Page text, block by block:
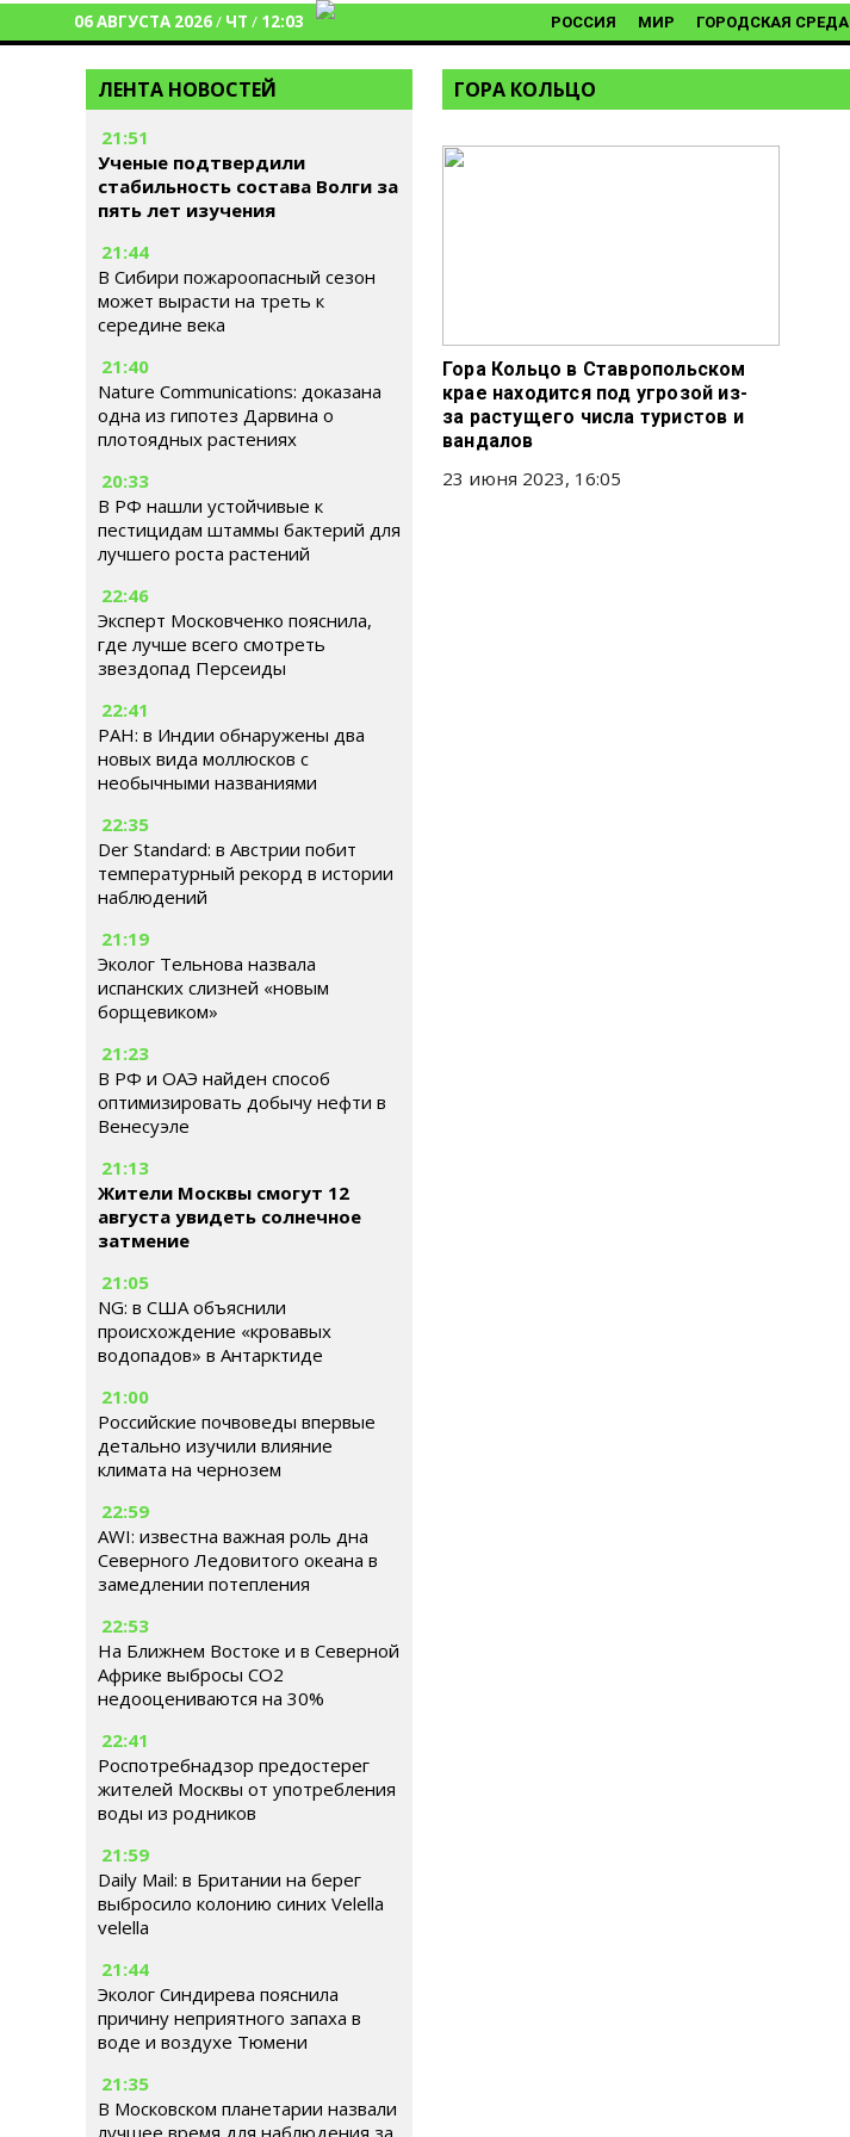
06 АВГУСТА 2026/ ЧТ / 12:03 РОССИЯ МИР ГОРОДСКАЯ СРЕДА
ЛЕНТА НОВОСТЕЙ
21:51
Ученые подтвердили
стабильность состава Волги за
пять лет изучения
21:44
В Сибири пожароопасный сезон
может вырасти на треть к
середине века
21:40
Nature Communications: доказана
одна из гипотез Дарвина о
плотоядных растениях
20:33
В РФ нашли устойчивые к
пестицидам штаммы бактерий для
лучшего роста растений
22:46
Эксперт Московченко пояснила,
где лучше всего смотреть
звездопад Персеиды
22:41
РАН: в Индии обнаружены два
новых вида моллюсков с
необычными названиями
22:35
Der Standard: в Австрии побит
температурный рекорд в истории
наблюдений
21:19
Эколог Тельнова назвала
испанских слизней «новым
борщевиком»
21:23
В РФ и ОАЭ найден способ
оптимизировать добычу нефти в
Венесуэле
21:13
Жители Москвы смогут 12
августа увидеть солнечное
затмение
21:05
NG: в США объяснили
происхождение «кровавых
водопадов» в Антарктиде
21:00
Российские почвоведы впервые
детально изучили влияние
климата на чернозем
22:59
AWI: известна важная роль дна
Северного Ледовитого океана в
замедлении потепления
22:53
На Ближнем Востоке и в Северной
Африке выбросы CO2
недооцениваются на 30%
22:41
Роспотребнадзор предостерег
жителей Москвы от употребления
воды из родников
21:59
Daily Mail: в Британии на берег
выбросило колонию синих Velella
velella
21:44
Эколог Синдирева пояснила
причину неприятного запаха в
воде и воздухе Тюмени
21:35
В Московском планетарии назвали
лучшее время для наблюдения за
ГОРА КОЛЬЦО
Гора Кольцо в Ставропольском
крае находится под угрозой из-
за растущего числа туристов и
вандалов
23 июня 2023, 16:05